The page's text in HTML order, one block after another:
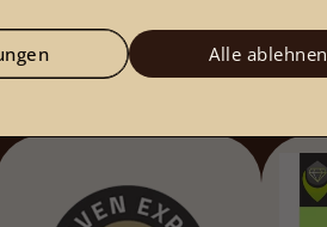
Alle ablehnen